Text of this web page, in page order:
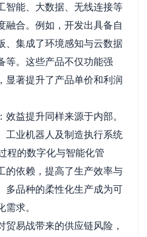
智能、大数据、无线连接等
融合。例如，开发出具备自
、集成了环境感知与云数据
等。这些产品不仅功能强
显著提升了产品单价和利润
：效益提升同样来源于内部。
工业机器人及制造执行系统
程的数字化与智能化管
的依赖，提高了生产效率与
多品种的柔性化生产成为可
求。
贸易战带来的供应链风险，